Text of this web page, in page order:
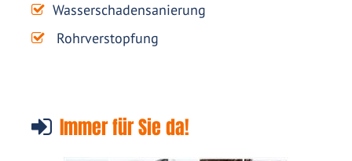
Wasserschadensanierung
Rohrverstopfung
Immer für Sie da!